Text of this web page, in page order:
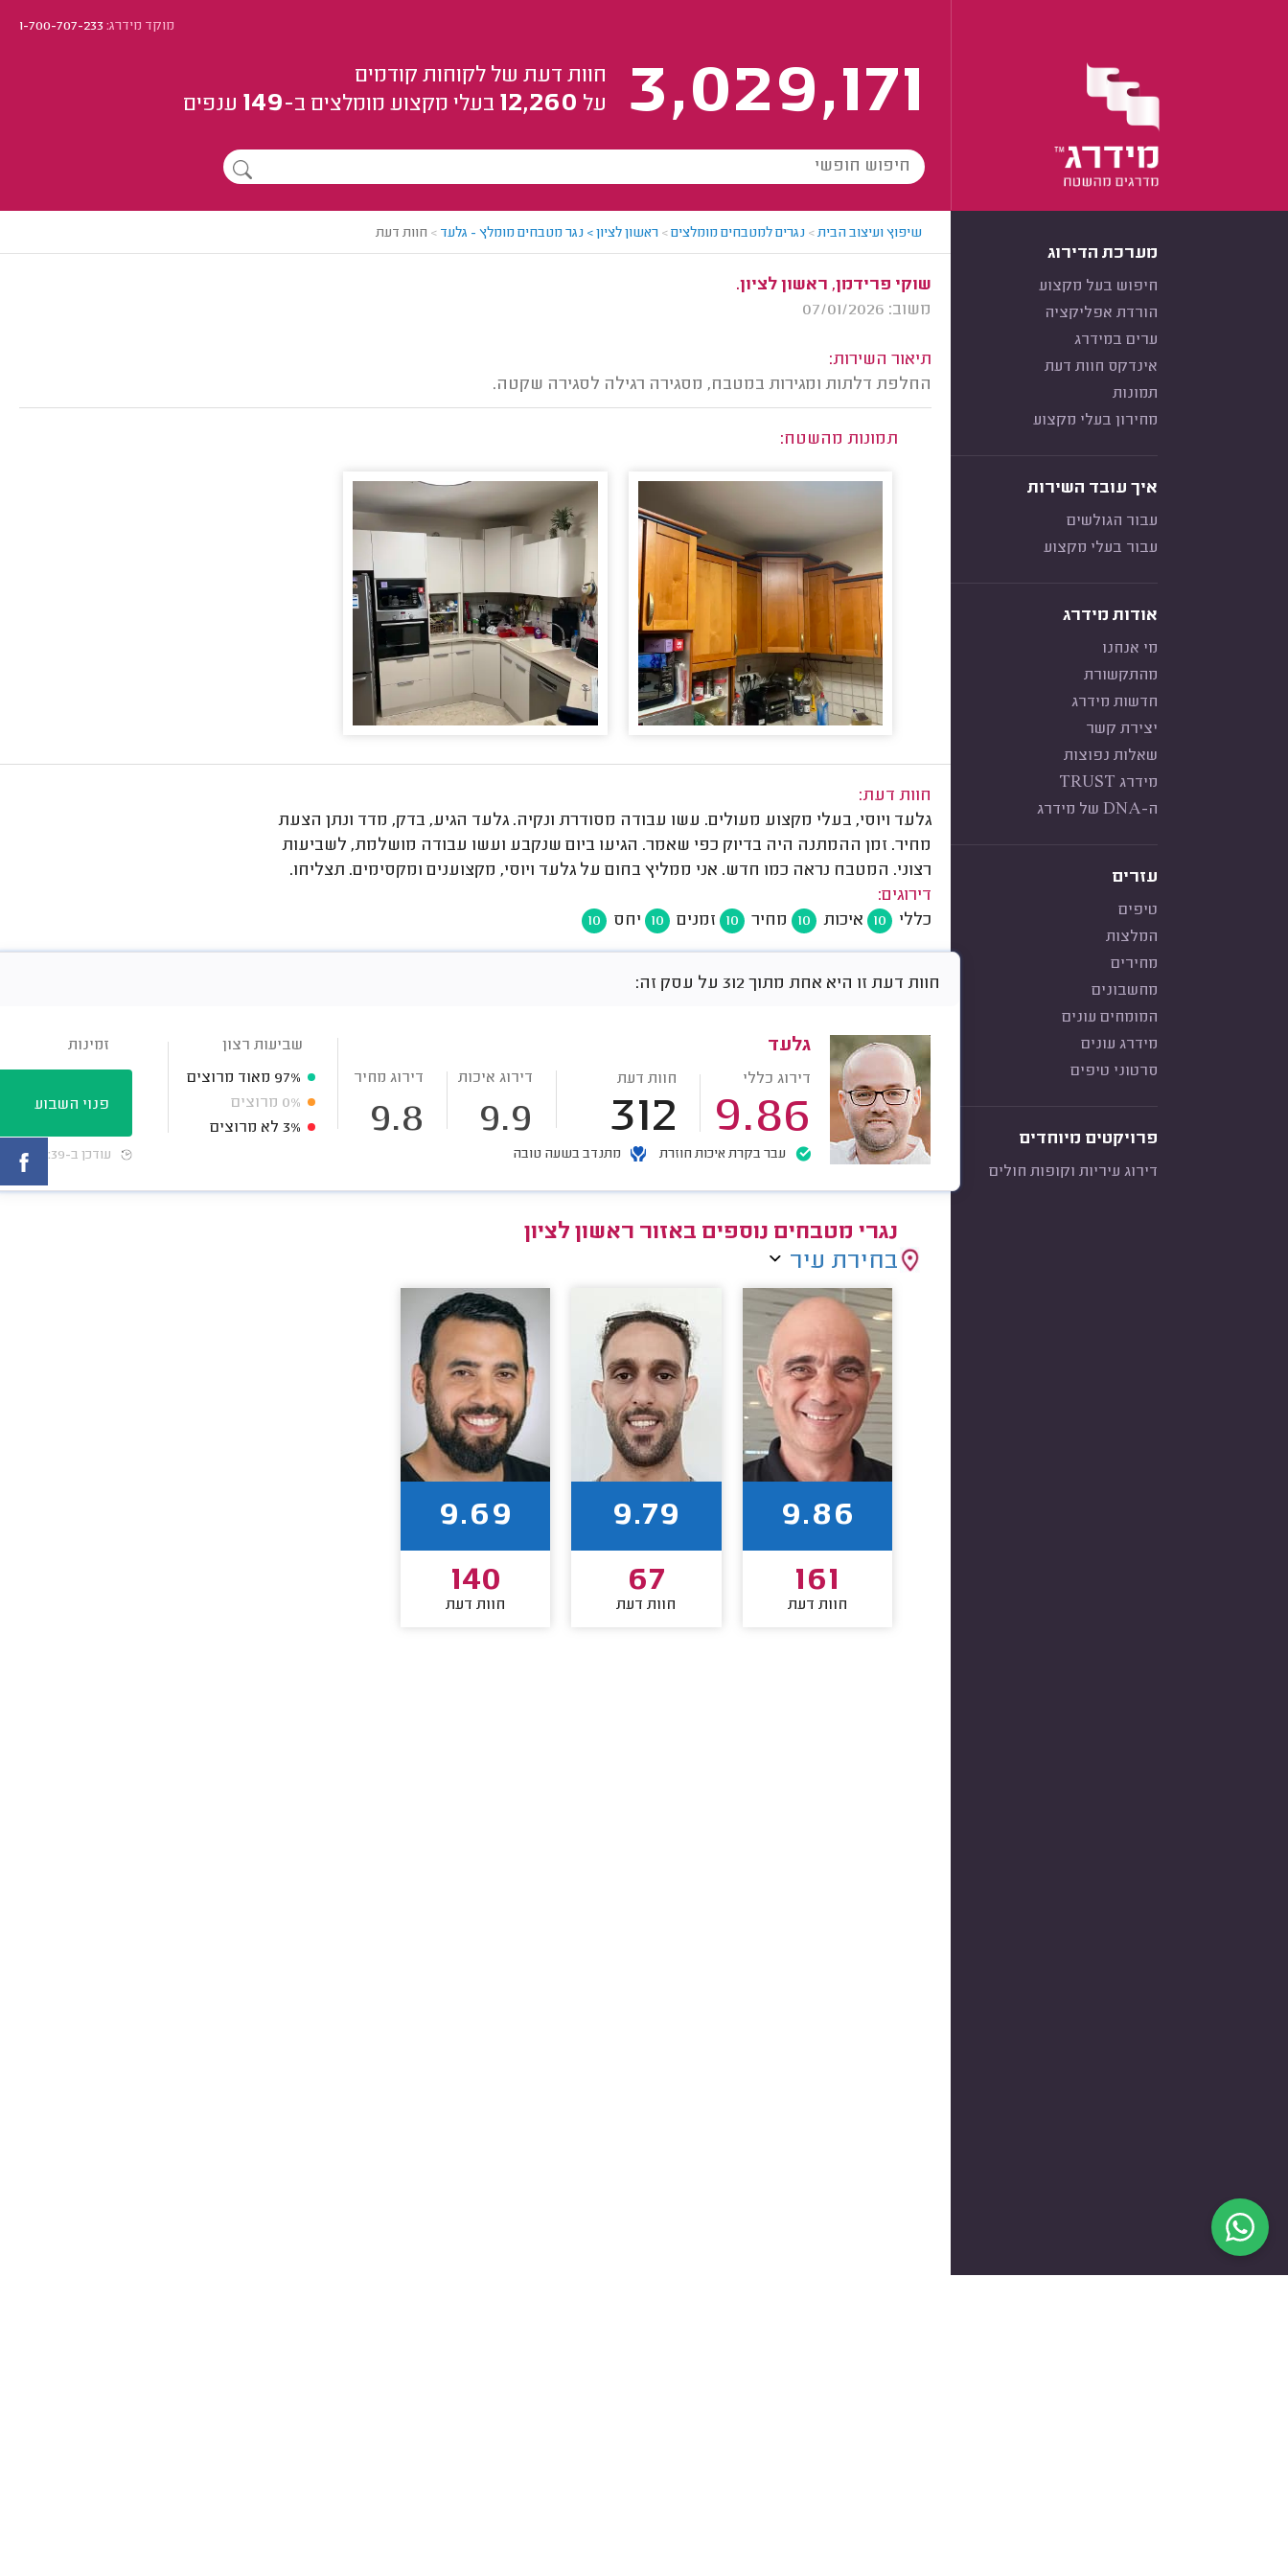
מוקד מידרג:1-700-707-233
3,029,171
חוות דעת של לקוחות קודמים
על 12,260 בעלי מקצוע מומלצים ב-149 ענפים
מערכת הדירוג
חיפוש בעל מקצוע
הורדת אפליקציה
ערים במידרג
אינדקס חוות דעת
תמונות
מחירון בעלי מקצוע
איך עובד השירות
עבור הגולשים
עבור בעלי מקצוע
אודות מידרג
מי אנחנו
מהתקשורת
חדשות מידרג
יצירת קשר
שאלות נפוצות
מידרג TRUST
ה-DNA של מידרג
עזרים
טיפים
המלצות
מחירים
מחשבונים
המומחים עונים
מידרג עונים
סרטוני טיפים
פרויקטים מיוחדים
דירוג עיריות וקופות חולים
שיפוץ ועיצוב הבית> נגרים למטבחים מומלצים> ראשון לציון > נגר מטבחים מומלץ - גלעד > חוות דעת
שוקי פרידמן, ראשון לציון.
משוב: 07/01/2026
תיאור השירות:
החלפת דלתות ומגירות במטבח, מסגירה רגילה לסגירה שקטה.
תמונות מהשטח:
חוות דעת:
גלעד ויוסי, בעלי מקצוע מעולים. עשו עבודה מסודרת ונקיה. גלעד הגיע, בדק, מדד ונתן הצעת
מחיר. זמן ההמתנה היה בדיוק כפי שאמר. הגיעו ביום שנקבע ועשו עבודה מושלמת, לשביעות
רצוני. המטבח נראה כמו חדש. אני ממליץ בחום על גלעד ויוסי, מקצוענים ומקסימים. תצליחו.
דירוגים:
כללי
10 איכות 10 מחיר 10 זמנים 10 יחס 10
חוות דעת זו היא אחת מתוך 312 על עסק זה:
גלעד
דירוג כללי
9.86
חוות דעת
312
דירוג איכות
9.9
דירוג מחיר
9.8
עבר בקרת איכות חוזרת מתנדב בשעה טובה
שביעות רצון
97% מאוד מרוצים
0% מרוצים
3% לא מרוצים
זמינות
פנוי השבוע
עודכן ב-02:39
נגרי מטבחים נוספים באזור ראשון לציון
בחירת עיר
9.86
161
חוות דעת
9.79
67
חוות דעת
9.69
140
חוות דעת